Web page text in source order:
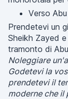
Verso
Prendetevi un
Sheikh Zayed
tramonto di
Noleggiare
Godetevi la
prendetevi il
moderne che il